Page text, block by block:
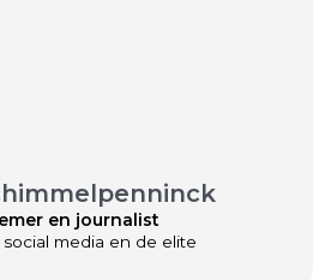
en journalist
media en de elite